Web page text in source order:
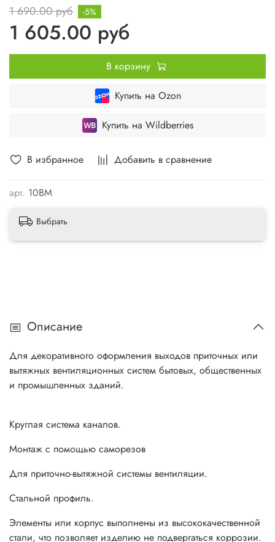
В избранное Добавить в сравнение
арт. 10ВМ
1 690.00 руб
1 605.00 руб
-5%
В корзину
Купить на Ozon
Купить на Wildberries
Выбрать
Описание
Для декоративного оформления выходов приточных или
вытяжных вентиляционных систем бытовых, общественных
и промышленных зданий.
Круглая система каналов.
Монтаж с помощью саморезов
Для приточно-вытяжной системы вентиляции.
Стальной профиль.
Элементы или корпус выполнены из высококачественной
стали, что позволяет изделию не подвергаться коррозии.